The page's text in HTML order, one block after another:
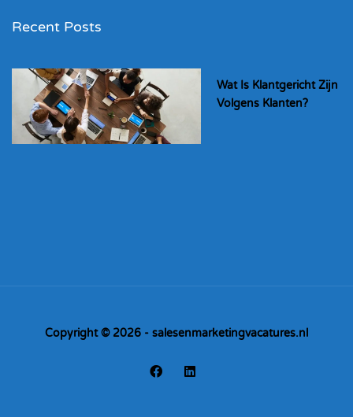
Recent Posts
Wat Is Klantgericht Zijn
Volgens Klanten?
Copyright © 2026 - salesenmarketingvacatures.nl